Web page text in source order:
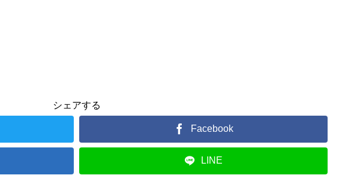
シェアする
Facebook
LINE